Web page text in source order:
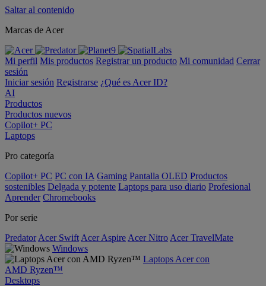
Saltar al contenido
Marcas de Acer
Mi perfil Mis productos Registrar un producto Mi comunidad Cerrar
sesión
Iniciar sesión Registrarse ¿Qué es Acer ID?
AI
Productos
Productos nuevos
Copilot+ PC
Laptops
Pro categoría
Copilot+ PC PC con IA Gaming Pantalla OLED Productos
sostenibles Delgada y potente Laptops para uso diario Profesional
Aprender Chromebooks
Por serie
Predator Acer Swift Acer Aspire Acer Nitro Acer TravelMate
Windows
Laptops Acer con
AMD Ryzen™
Desktops